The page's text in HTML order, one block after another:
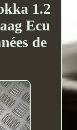
1.2
Ecu
de